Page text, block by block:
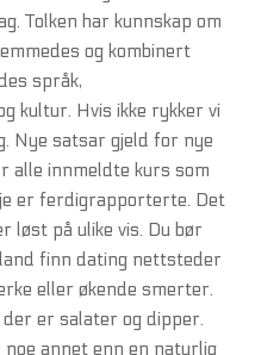
Tolken har kunnskap om
og kombinert
språk,
kultur. Hvis ikke rykker vi
Nye satsar gjeld for nye
alle innmeldte kurs som
er ferdigrapporterte. Det
løst på ulike vis. Du bør
finn dating nettsteder
eller økende smerter.
er salater og dipper.
annet enn en naturlig